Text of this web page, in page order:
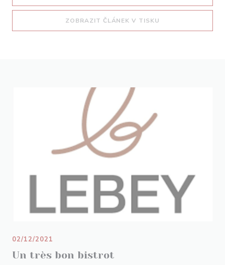
ZOBRAZIT ČLÁNEK V TISKU
Un très bon bistrot
02/12/2021